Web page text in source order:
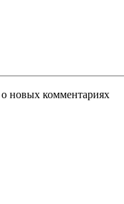
новых комментариях